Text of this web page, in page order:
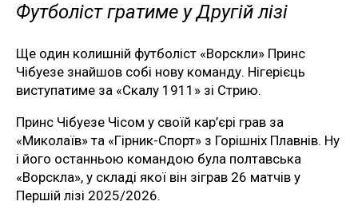
Футболіст гратиме у Другій лізі
Ще один колишній футболіст «Ворскли» Принс
Чібуезе знайшов собі нову команду. Нігерієць
виступатиме за «Скалу 1911» зі Стрию.
Принс Чібуезе Чісом у своїй кар’єрі грав за
«Миколаїв» та «Гірник-Спорт» з Горішніх Плавнів. Ну
і його останньою командою була полтавська
«Ворскла», у складі якої він зіграв 26 матчів у
Першій лізі 2025/2026.